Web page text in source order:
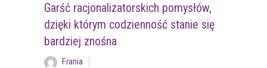
Garść racjonalizatorskich pomysłów,
dzięki którym codzienność stanie się
bardziej znośna
Frania